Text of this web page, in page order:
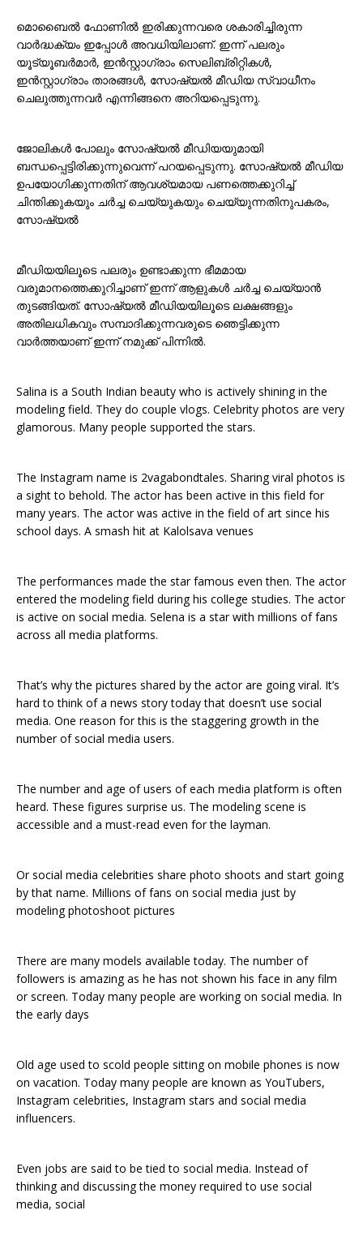
മൊബൈൽ ഫോണിൽ ഇരിക്കുന്നവരെ ശകാരിച്ചിരുന്ന
വാർദ്ധക്യം ഇപ്പോൾ അവധിയിലാണ്. ഇന്ന് പലരും
യൂട്യൂബർമാർ, ഇൻസ്റ്റാഗ്രാം സെലിബ്രിറ്റികൾ,
ഇൻസ്റ്റാഗ്രാം താരങ്ങൾ, സോഷ്യൽ മീഡിയ സ്വാധീനം
ചെലുത്തുന്നവർ എന്നിങ്ങനെ അറിയപ്പെടുന്നു.
ജോലികൾ പോലും സോഷ്യൽ മീഡിയയുമായി
ബന്ധപ്പെട്ടിരിക്കുന്നുവെന്ന് പറയപ്പെടുന്നു. സോഷ്യൽ മീഡിയ
ഉപയോഗിക്കുന്നതിന് ആവശ്യമായ പണത്തെക്കുറിച്ച്
ചിന്തിക്കുകയും ചർച്ച ചെയ്യുകയും ചെയ്യുന്നതിനുപകരം,
സോഷ്യൽ
മീഡിയയിലൂടെ പലരും ഉണ്ടാക്കുന്ന ഭീമമായ
വരുമാനത്തെക്കുറിച്ചാണ് ഇന്ന് ആളുകൾ ചർച്ച ചെയ്യാൻ
തുടങ്ങിയത്. സോഷ്യൽ മീഡിയയിലൂടെ ലക്ഷങ്ങളും
അതിലധികവും സമ്പാദിക്കുന്നവരുടെ ഞെട്ടിക്കുന്ന
വാർത്തയാണ് ഇന്ന് നമുക്ക് പിന്നിൽ.
Salina is a South Indian beauty who is actively shining in the
modeling field. They do couple vlogs. Celebrity photos are very
glamorous. Many people supported the stars.
The Instagram name is 2vagabondtales. Sharing viral photos is
a sight to behold. The actor has been active in this field for
many years. The actor was active in the field of art since his
school days. A smash hit at Kalolsava venues
The performances made the star famous even then. The actor
entered the modeling field during his college studies. The actor
is active on social media. Selena is a star with millions of fans
across all media platforms.
That’s why the pictures shared by the actor are going viral. It’s
hard to think of a news story today that doesn’t use social
media. One reason for this is the staggering growth in the
number of social media users.
The number and age of users of each media platform is often
heard. These figures surprise us. The modeling scene is
accessible and a must-read even for the layman.
Or social media celebrities share photo shoots and start going
by that name. Millions of fans on social media just by
modeling photoshoot pictures
There are many models available today. The number of
followers is amazing as he has not shown his face in any film
or screen. Today many people are working on social media. In
the early days
Old age used to scold people sitting on mobile phones is now
on vacation. Today many people are known as YouTubers,
Instagram celebrities, Instagram stars and social media
influencers.
Even jobs are said to be tied to social media. Instead of
thinking and discussing the money required to use social
media, social